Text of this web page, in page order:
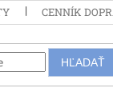
CENNÍK
HĽADAŤ